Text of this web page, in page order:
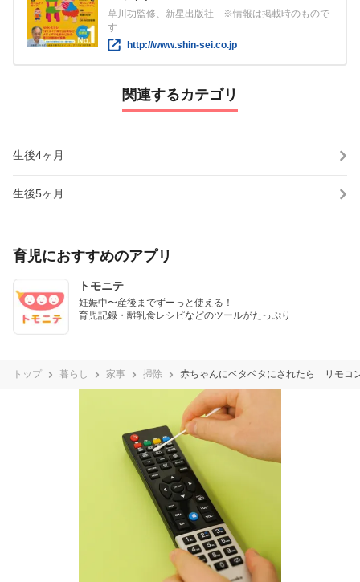
草川功監修、新星出版社 ※情報は掲載時のもので
す
http://www.shin-sei.co.jp
関連するカテゴリ
生後4ヶ月
生後5ヶ月
育児におすすめのアプリ
トモニテ
妊娠中〜産後までずーっと使える！
育児記録・離乳食レシピなどのツールがたっぷり
トップ 暮らし 家事 掃除 赤ちゃんにベタベタにされたら リモコ